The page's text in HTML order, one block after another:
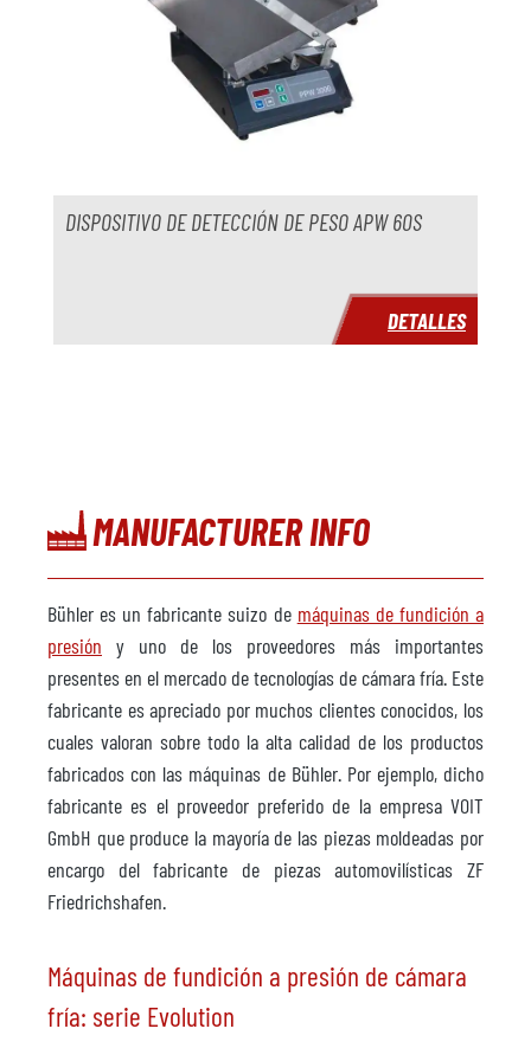
DISPOSITIVO DE DETECCIÓN DE PESO APW 60S
DETALLES
MANUFACTURER INFO
Bühler es un fabricante suizo de máquinas de fundición a
presión y uno de los proveedores más importantes
presentes en el mercado de tecnologías de cámara fría. Este
fabricante es apreciado por muchos clientes conocidos, los
cuales valoran sobre todo la alta calidad de los productos
fabricados con las máquinas de Bühler. Por ejemplo, dicho
fabricante es el proveedor preferido de la empresa VOIT
GmbH que produce la mayoría de las piezas moldeadas por
encargo del fabricante de piezas automovilísticas ZF
Friedrichshafen.
Máquinas de fundición a presión de cámara
fría: serie Evolution